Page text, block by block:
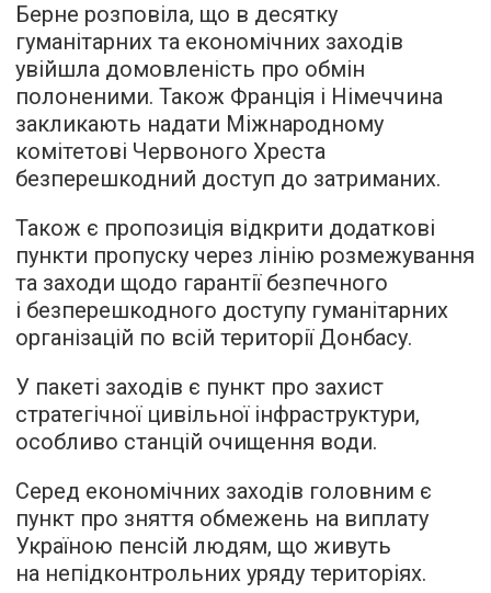
Берне розповіла, що в десятку
гуманітарних та економічних заходів
увійшла домовленість про обмін
полоненими. Також Франція і Німеччина
закликають надати Міжнародному
комітетові Червоного Хреста
безперешкодний доступ до затриманих.
Також є пропозиція відкрити додаткові
пункти пропуску через лінію розмежування
та заходи щодо гарантії безпечного
і безперешкодного доступу гуманітарних
організацій по всій території Донбасу.
У пакеті заходів є пункт про захист
стратегічної цивільної інфраструктури,
особливо станцій очищення води.
Серед економічних заходів головним є
пункт про зняття обмежень на виплату
Україною пенсій людям, що живуть
на непідконтрольних уряду територіях.